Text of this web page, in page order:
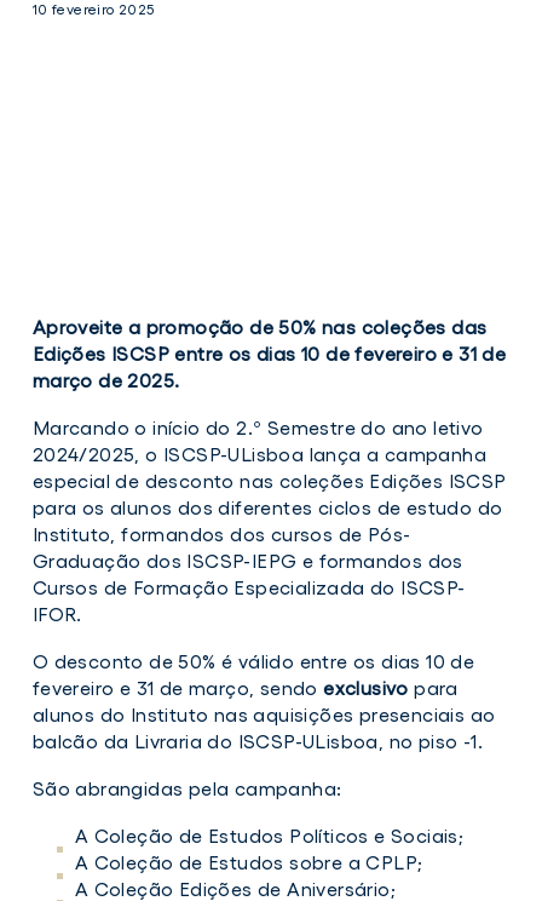
10 fevereiro 2025
Aproveite a promoção de 50% nas coleções das
Edições ISCSP entre os dias 10 de fevereiro e 31 de
março de 2025.
Marcando o início do 2.º Semestre do ano letivo
2024/2025, o ISCSP-ULisboa lança a campanha
especial de desconto nas coleções Edições ISCSP
para os alunos dos diferentes ciclos de estudo do
Instituto, formandos dos cursos de Pós-
Graduação dos ISCSP-IEPG e formandos dos
Cursos de Formação Especializada do ISCSP-
IFOR.
O desconto de 50% é válido entre os dias 10 de
fevereiro e 31 de março, sendoexclusivo para
alunos do Instituto nas aquisições presenciais ao
balcão da Livraria do ISCSP-ULisboa, no piso -1.
São abrangidas pela campanha:
A Coleção de Estudos Políticos e Sociais;
A Coleção de Estudos sobre a CPLP;
A Coleção Edições de Aniversário;